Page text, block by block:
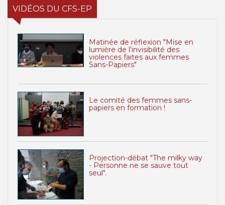
VIDÉOS DU CFS-EP
Matinée de réflexion "Mise en
lumière de l’invisibilité des
violences faites aux femmes
Sans-Papiers"
Le comité des femmes sans-
papiers en formation !
Projection-débat "The milky way
- Personne ne se sauve tout
seul".